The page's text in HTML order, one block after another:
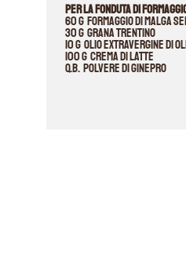
Per la fonduta di
60 g formaggio di Malga
30 g Grana Trentino
10 g olio extravergine di
100 g crema di latte
q.b. polvere di ginepro